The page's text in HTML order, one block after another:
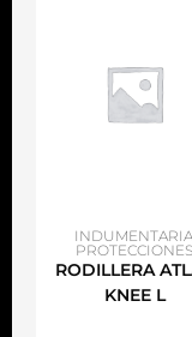
AÑADIR AL
INDUMENTARIA
PROTECCIONES
RODILLERA
KNEE L